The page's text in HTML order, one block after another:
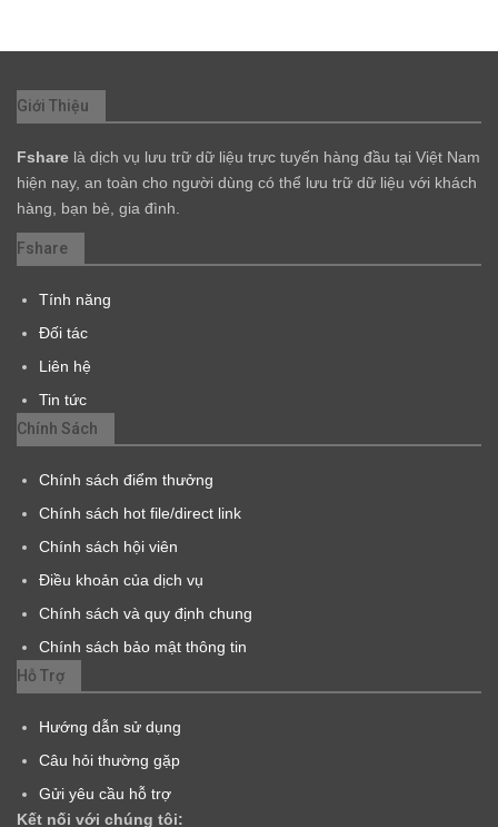
Giới Thiệu
Fshare là dịch vụ lưu trữ dữ liệu trực tuyến hàng đầu tại Việt Nam
hiện nay, an toàn cho người dùng có thể lưu trữ dữ liệu với khách
hàng, bạn bè, gia đình.
Fshare
Tính năng
Đối tác
Liên hệ
Tin tức
Chính Sách
Chính sách điểm thưởng
Chính sách hot file/direct link
Chính sách hội viên
Điều khoản của dịch vụ
Chính sách và quy định chung
Chính sách bảo mật thông tin
Hỗ Trợ
Hướng dẫn sử dụng
Câu hỏi thường gặp
Gửi yêu cầu hỗ trợ
Kết nối với chúng tôi: